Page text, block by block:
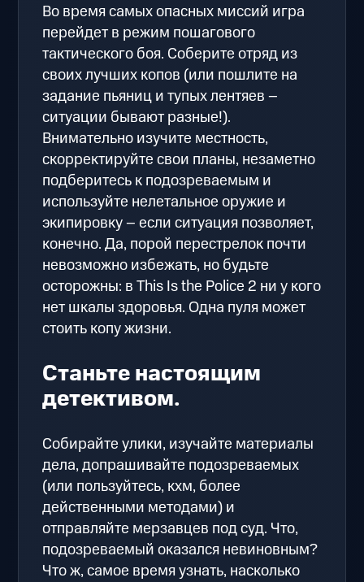
Во время самых опасных миссий игра
перейдет в режим пошагового
тактического боя. Соберите отряд из
своих лучших копов (или пошлите на
задание пьяниц и тупых лентяев –
ситуации бывают разные!).
Внимательно изучите местность,
скорректируйте свои планы, незаметно
подберитесь к подозреваемым и
используйте нелетальное оружие и
экипировку – если ситуация позволяет,
конечно. Да, порой перестрелок почти
невозможно избежать, но будьте
осторожны: в This Is the Police 2 ни у кого
нет шкалы здоровья. Одна пуля может
стоить копу жизни.
Станьте настоящим
детективом.
Собирайте улики, изучайте материалы
дела, допрашивайте подозреваемых
(или пользуйтесь, кхм, более
действенными методами) и
отправляйте мерзавцев под суд. Что,
подозреваемый оказался невиновным?
Что ж, самое время узнать, насколько